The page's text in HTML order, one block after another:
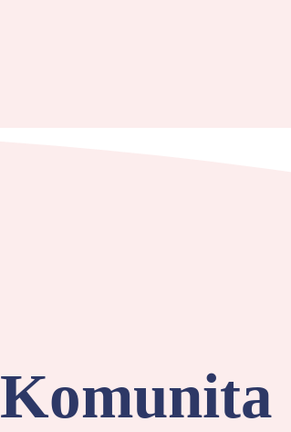
Komunita